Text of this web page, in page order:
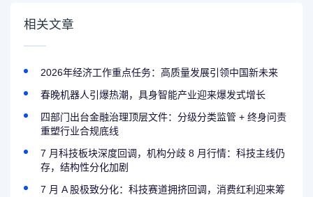
相关文章
2026年经济工作重点任务：高质量发展引领中国新未来
春晚机器人引爆热潮，具身智能产业迎来爆发式增长
四部门出台金融治理顶层文件：分级分类监管 + 终身问责
重塑行业合规底线
7 月科技板块深度回调，机构分歧 8 月行情：科技主线仍
存，结构性分化加剧
7 月 A 股极致分化：科技赛道拥挤回调，消费红利迎来筹